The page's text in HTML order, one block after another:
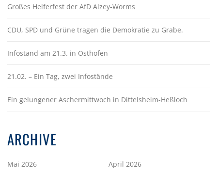
Großes Helferfest der AfD Alzey-Worms
CDU, SPD und Grüne tragen die Demokratie zu Grabe.
Infostand am 21.3. in Osthofen
21.02. – Ein Tag, zwei Infostände
Ein gelungener Aschermittwoch in Dittelsheim-Heßloch
ARCHIVE
Mai 2026
April 2026